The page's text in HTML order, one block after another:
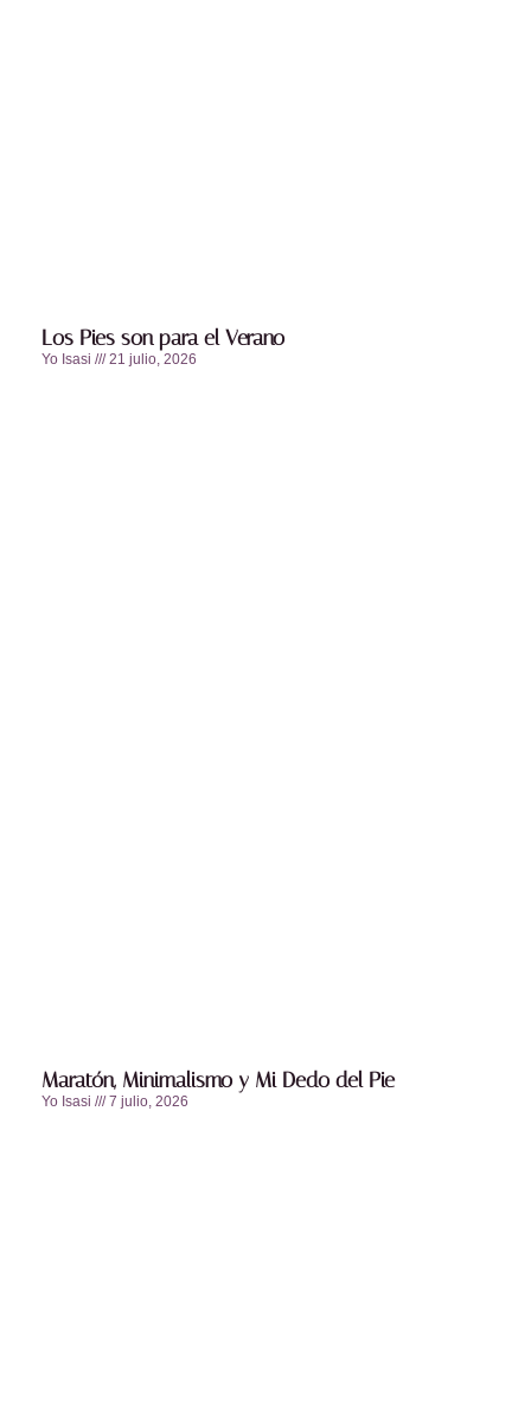
Los Pies son para el Verano
Yo Isasi 21 julio, 2026
Maratón, Minimalismo y Mi Dedo del Pie
Yo Isasi 7 julio, 2026